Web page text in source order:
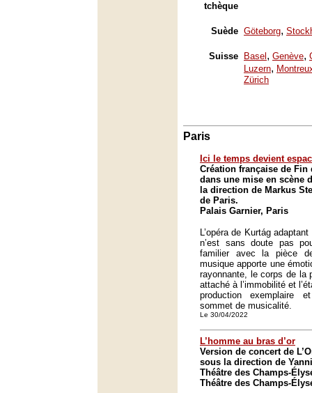
tchèque
Suède Göteborg,
Suisse Basel , Genève,
Luzern,
Zürich
Paris
Ici le temps devient
Création française de Fin
dans une mise en scène
la direction de Markus
de Paris.
Palais Garnier, Paris
L’opéra de Kurtág
n’est sans doute pas
familier avec la pièce
musique apporte une
rayonnante, le corps de la
attaché à l’immobilité et
production exemplaire
sommet de musicalité.
Le 30/04/2022
L’homme au bras d’or
Version de concert de
sous la direction de
Théâtre des Champs-
Théâtre des Champs-